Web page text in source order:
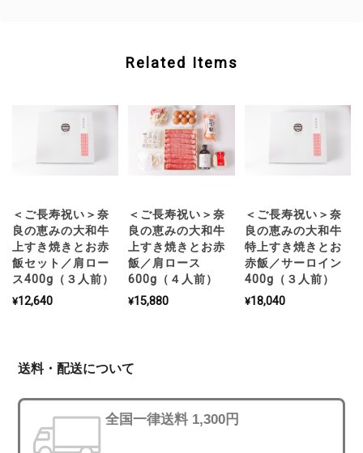
Related Items
＜ご長寿祝い＞奈
良の恵みの大和牛
上すき焼きとお赤
飯セット／肩ロー
ス400g（３人前）
¥12,640
＜ご長寿祝い＞奈
良の恵みの大和牛
上すき焼きとお赤
飯／肩ロース
600g（４人前）
¥15,880
＜ご長寿祝い＞奈
良の恵みの大和牛
特上すき焼きとお
赤飯／サーロイン
400g（３人前）
¥18,040
送料・配送について
全国一律送料 1,300円